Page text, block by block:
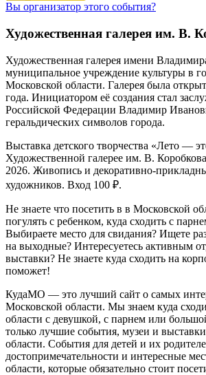
Вы организатор этого события?
Художественная галерея им. В.
Художественная галерея имени
муниципальное учреждение культуры в
Московской области. Галерея была
года. Инициатором её создания стал
Российской Федерации Владимир
геральдических символов города.
Выставка детского творчества «Лето —
Художественной галерее им. В.
2026. Живопись и декоративно-
художников. Вход 100 ₽.
Не знаете что посетить в в Московской
погулять с ребенком, куда сходить с
Выбираете место для свидания? Ищете
на выходные? Интересуетесь активным
выставки? Не знаете куда сходить на
поможет!
КудаМО — это лучший сайт о самых
Московской области. Мы знаем куда
области с девушкой, с парнем или
только лучшие события, музеи и
области. События для детей и их
достопримечательности и интересные
области, которые обязательно стоит